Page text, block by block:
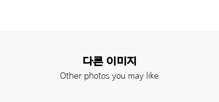
다른 이미지
Other photos you may like